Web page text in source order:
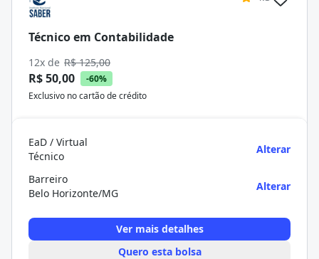
Técnico em Contabilidade
12x de R$ 125,00
R$ 50,00
-60%
Exclusivo no cartão de crédito
EaD / Virtual
Técnico
Alterar
Barreiro
Belo Horizonte/MG
Alterar
Ver mais detalhes
Quero esta bolsa